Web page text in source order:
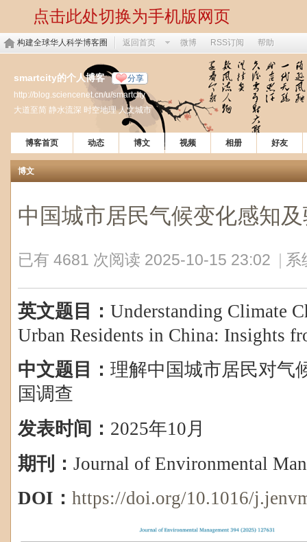
点击此处切换为手机版网页
构建全球华人科学博客圈 返回首页 微博 RSS订阅 帮助
smartcity的个人博客 分享
http://blog.sciencenet.cn/u/smartcity
大道至简 静水流深 时空地理 人文城市
博客首页 动态 博文 视频 相册 好友
博文
中国城市居民气候变化感知
已有 4681 次阅读 2025-10-15 23:02 系
英文题目： Understanding Climate
Urban Residents in China: Insights
中文题目： 理解中国城市居民对气
国调查
发表时间： 2025年10 月
期刊： Journal of Environmental
DOI ： https://doi.org/10.1016/